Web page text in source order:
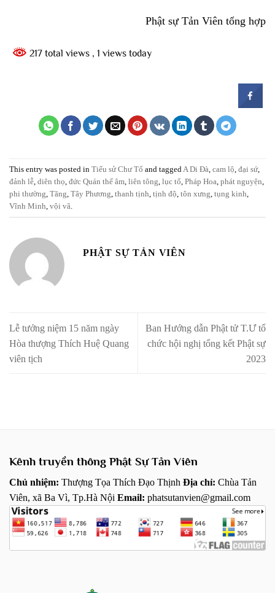
Phật sự Tản Viên tổng hợp
217 total views , 1 views today
This entry was posted in Tiểu sử Chư Tổ and tagged A Di Đà cam lộ đại sứ,
đảnh lễ diên thọ đức Quán thế âm liên tông lục tổ Pháp Hoa phát nguyện
phi thường Tăng Tây Phương thanh tịnh tịnh độ tôn xưng tụng kinh
Vĩnh Minh vội vã
PHẬT SỰ TẢN VIÊN
Lễ tưởng niệm 15 năm ngày
Hòa thượng Thích Huệ Quang
viên tịch
Ban Hướng dẫn Phật tử T.Ư tổ
chức hội nghị tổng kết Phật sự
2023
Kênh truyền thông Phật Sự Tản Viên
Chủ nhiệm: Thượng Tọa Thích Đạo Thịnh Địa chỉ: Chùa Tản
Viên, xã Ba Vì, Tp.Hà Nội Email: phatsutanvien@gmail.com